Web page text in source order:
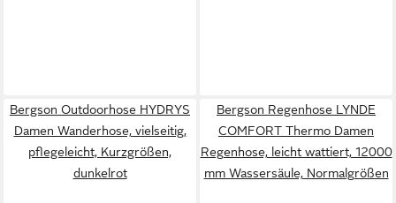
Bergson Outdoorhose HYDRYS
Damen Wanderhose, vielseitig,
pflegeleicht, Kurzgrößen,
dunkelrot
Bergson Regenhose LYNDE
COMFORT Thermo Damen
Regenhose, leicht wattiert, 12000
mm Wassersäule, Normalgrößen